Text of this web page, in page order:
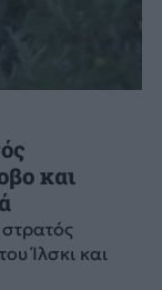
και
Ίλσκι και